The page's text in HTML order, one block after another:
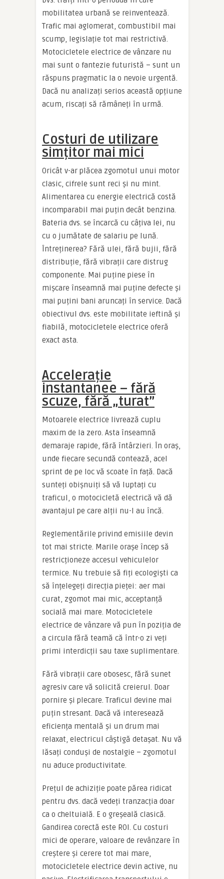
mobilitatea urbană se reinventează.
Trafic mai aglomerat, combustibil mai
scump, legislație tot mai restrictivă.
Motocicletele electrice de vânzare nu
mai sunt o fantezie futuristă – sunt un
răspuns pragmatic la o nevoie urgentă.
Dacă nu analizați serios această opțiune
acum, riscați să rămâneți în urmă.
Costuri de utilizare
simțitor mai mici
Oricât v-ar plăcea zgomotul unui motor
clasic, cifrele sunt reci și nu mint.
Alimentarea cu energie electrică costă
incomparabil mai puțin decât benzina.
Bateria dvs. se încarcă cu câțiva lei, nu
cu o jumătate de salariu pe lună.
Întreținerea? Fără ulei, fără bujii, fără
distribuție, fără vibrații care distrug
componente. Mai puține piese în
mișcare înseamnă mai puține defecte și
mai puțini bani aruncați în service. Dacă
obiectivul dvs. este mobilitate ieftină și
fiabilă, motocicletele electrice oferă
exact asta.
Accelerație
instantanee – fără
scuze, fără „turat”
Motoarele electrice livrează cuplu
maxim de la zero. Asta înseamnă
demaraje rapide, fără întârzieri. În oraș,
unde fiecare secundă contează, acel
sprint de pe loc vă scoate în față. Dacă
sunteți obișnuiți să vă luptați cu
traficul, o motocicletă electrică vă dă
avantajul pe care alții nu-l au încă.
Reglementările privind emisiile devin
tot mai stricte. Marile orașe încep să
restricționeze accesul vehiculelor
termice. Nu trebuie să fiți ecologiști ca
să înțelegeți direcția pieței: aer mai
curat, zgomot mai mic, acceptanță
socială mai mare. Motocicletele
electrice de vânzare vă pun în poziția de
a circula fără teamă că într-o zi veți
primi interdicții sau taxe suplimentare.
Fără vibrații care obosesc, fără sunet
agresiv care vă solicită creierul. Doar
pornire și plecare. Traficul devine mai
puțin stresant. Dacă vă interesează
eficiența mentală și un drum mai
relaxat, electricul câștigă detașat. Nu vă
lăsați conduși de nostalgie – zgomotul
nu aduce productivitate.
Prețul de achiziție poate părea ridicat
pentru dvs. dacă vedeți tranzacția doar
ca o cheltuială. E o greșeală clasică.
Gandirea corectă este ROI. Cu costuri
mici de operare, valoare de revânzare în
creștere și cerere tot mai mare,
motocicletele electrice devin active, nu